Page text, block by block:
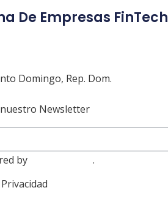
De Empresas FinTech
Domingo, Rep. Dom.
Newsletter
by .